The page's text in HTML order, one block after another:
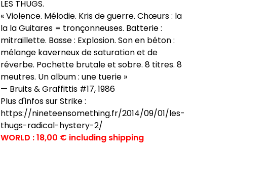
LES THUGS.
« Violence. Mélodie. Kris de guerre. Chœurs : la
la la Guitares = tronçonneuses. Batterie :
mitraillette. Basse : Explosion. Son en béton :
mélange kaverneux de saturation et de
réverbe. Pochette brutale et sobre. 8 titres. 8
meutres. Un album : une tuerie »
— Bruits & Graffittis #17, 1986
Plus d'infos sur Strike :
https://nineteensomething.fr/2014/09/01/les-
thugs-radical-hystery-2/
WORLD : 18,00 € including shipping